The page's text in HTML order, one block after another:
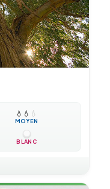
💧 💧 💧
MOYEN
BLANC